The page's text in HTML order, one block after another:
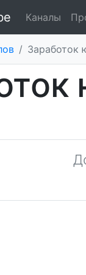
Каналы
/ Заработок